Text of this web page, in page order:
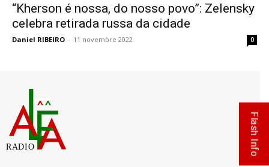
“Kherson é nossa, do nosso povo”: Zelensky
celebra retirada russa da cidade
Daniel RIBEIRO - 11 novembre 2022 0
RADIO Flash Info